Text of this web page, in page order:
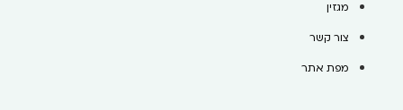
מגזין
צור קשר
מפת אתר